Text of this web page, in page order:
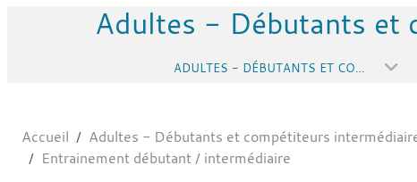
Adultes - Débutants et
ADULTES - DÉBUTANTS ET COMPÉTITEURS INTERMÉDIAIRES - ENTRAINEMENT MERCREDI
Accueil Adultes - Débutants et compétiteurs
Entrainement débutant / intermédiaire